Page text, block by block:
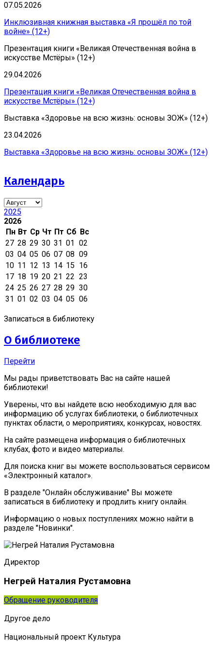
07.05.2026
Инклюзивная книжная выставка «Я прошёл по той
войне» (12+)
Презентация книги «Великая Отечественная война в
искусстве Мстёры» (12+)
29.04.2026
Презентация книги «Великая Отечественная война в
искусстве Мстёры» (12+)
Выставка «Здоровье на всю жизнь: основы ЗОЖ» (12+)
23.04.2026
Выставка «Здоровье на всю жизнь: основы ЗОЖ» (12+)
Календарь
2025
2026
Пн Вт Ср Чт Пт Сб Вс
27 28 29 30 31 01 02
03 04 05 06 07 08 09
10 11 12 13 14 15 16
17 18 19 20 21 22 23
24 25 26 27 28 29 30
31 01 02 03 04 05 06
Записаться в библиотеку
О библиотеке
Перейти
Мы рады приветствовать Вас на сайте нашей
библиотеки!
Уверены, что вы найдете всю необходимую для вас
информацию об услугах библиотеки, о библиотечных
пунктах области, о мероприятиях, конкурсах, новостях.
На сайте размещена информация о библиотечных
клубах, фото и видео материалы.
Для поиска книг вы можете воспользоваться сервисом
«Электронный каталог».
В разделе "Онлайн обслуживание" Вы можете
записаться в библиотеку и продлить книгу онлайн.
Информацию о новых поступлениях можно найти в
разделе "Новинки".
Директор
Негрей Наталия Рустамовна
Обращение руководителя
Другое дело
Национальный проект Культура